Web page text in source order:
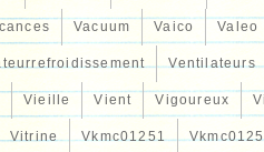
Vacuum Vaico Valeo
Ventilateurs
Vieille Vient Vigoureux
Vitrine Vkmc01251